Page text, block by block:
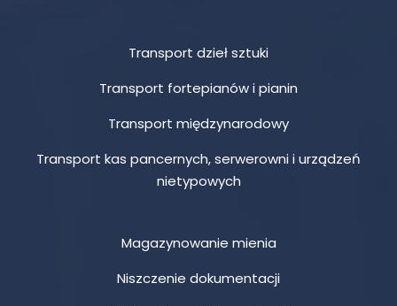
Transport dzieł sztuki
Transport fortepianów i pianin
Transport międzynarodowy
Transport kas pancernych, serwerowni i urządzeń
nietypowych
Magazynowanie mienia
Niszczenie dokumentacji